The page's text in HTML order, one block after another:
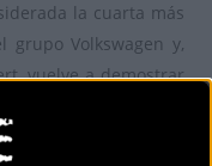
la cuarta más
Volkswagen y,
vuelve a demostrar
de Francia o la